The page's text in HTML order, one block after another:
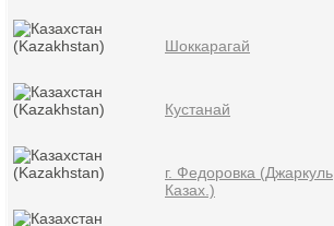
Шоккарагай
Кустанай
г. Федоровка (Джаркуль,
Казах.)